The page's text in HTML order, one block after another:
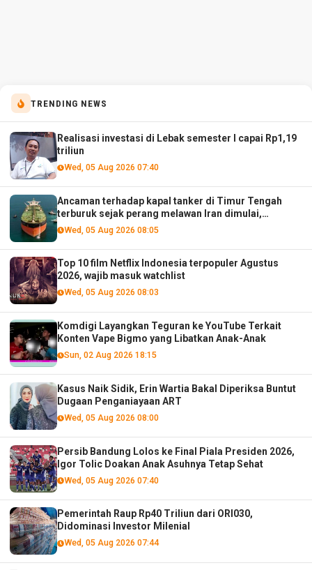
TRENDING NEWS
Realisasi investasi di Lebak semester I capai Rp1,19
triliun
Wed, 05 Aug 2026 07:40
Ancaman terhadap kapal tanker di Timur Tengah
terburuk sejak perang melawan Iran dimulai,
menurut analis
Wed, 05 Aug 2026 08:05
Top 10 film Netflix Indonesia terpopuler Agustus
2026, wajib masuk watchlist
Wed, 05 Aug 2026 08:03
Komdigi Layangkan Teguran ke YouTube Terkait
Konten Vape Bigmo yang Libatkan Anak-Anak
Sun, 02 Aug 2026 18:15
Kasus Naik Sidik, Erin Wartia Bakal Diperiksa Buntut
Dugaan Penganiayaan ART
Wed, 05 Aug 2026 08:00
Persib Bandung Lolos ke Final Piala Presiden 2026,
Igor Tolic Doakan Anak Asuhnya Tetap Sehat
Wed, 05 Aug 2026 07:40
Pemerintah Raup Rp40 Triliun dari ORI030,
Didominasi Investor Milenial
Wed, 05 Aug 2026 07:44